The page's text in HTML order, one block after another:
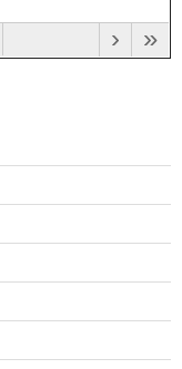
»
›